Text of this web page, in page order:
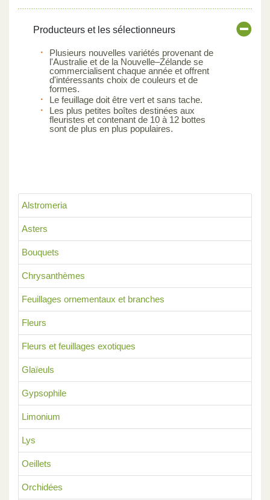
Alstromeria
Asters
Bouquets
Chrysanthèmes
Feuillages ornementaux et branches
Fleurs
Fleurs et feuillages exotiques
Glaïeuls
Gypsophile
Limonium
Lys
Oeillets
Orchidées
Producteurs et les sélectionneurs
Plusieurs nouvelles variétés provenant de
l'Australie et de la Nouvelle–Zélande se
commercialisent chaque année et offrent
d'intéressants choix de couleurs et de
formes.
Le feuillage doit être vert et sans tache.
Les plus petites boîtes destinées aux
fleuristes et contenant de 10 à 12 bottes
sont de plus en plus populaires.